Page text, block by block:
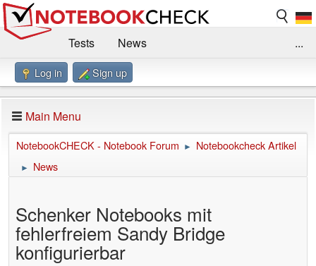
Tests
News
Benchmarks / Technik
Forum
Impressum
...
Log in Sign up
Main Menu
NotebookCHECK - Notebook Forum ► Notebookcheck Artikel
► News
Schenker Notebooks mit
fehlerfreiem Sandy Bridge
konfigurierbar